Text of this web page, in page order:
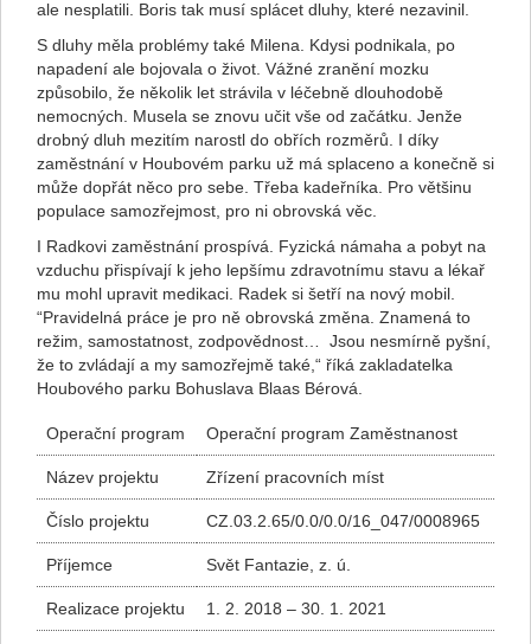
ale nesplatili. Boris tak musí splácet dluhy, které nezavinil.
S dluhy měla problémy také Milena. Kdysi podnikala, po
napadení ale bojovala o život. Vážné zranění mozku
způsobilo, že několik let strávila v léčebně dlouhodobě
nemocných. Musela se znovu učit vše od začátku. Jenže
drobný dluh mezitím narostl do obřích rozměrů. I díky
zaměstnání v Houbovém parku už má splaceno a konečně si
může dopřát něco pro sebe. Třeba kadeřníka. Pro většinu
populace samozřejmost, pro ni obrovská věc.
I Radkovi zaměstnání prospívá. Fyzická námaha a pobyt na
vzduchu přispívají k jeho lepšímu zdravotnímu stavu a lékař
mu mohl upravit medikaci. Radek si šetří na nový mobil.
“Pravidelná práce je pro ně obrovská změna. Znamená to
režim, samostatnost, zodpovědnost… Jsou nesmírně pyšní,
že to zvládají a my samozřejmě také,“ říká zakladatelka
Houbového parku Bohuslava Blaas Bérová.
Operační program Operační program Zaměstnanost
Název projektu Zřízení pracovních míst
Číslo projektu CZ.03.2.65/0.0/0.0/16_047/0008965
Příjemce Svět Fantazie, z. ú.
Realizace projektu 1. 2. 2018 – 30. 1. 2021